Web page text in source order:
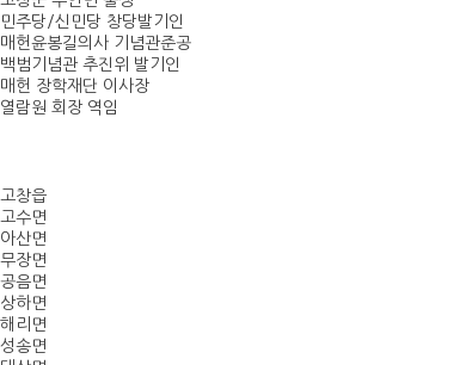
민주당/신민당 창당발기인
매헌윤봉길의사 기념관준공
백범기념관 추진위 발기인
매헌 장학재단 이사장
열람원 회장 역임
고창읍
고수면
아산면
무장면
공음면
상하면
해리면
성송면